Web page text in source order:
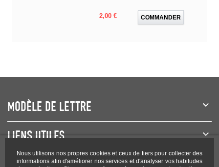
Nous utilisons nos propres cookies et ceux de tiers pour collecter des
informations afin d'améliorer nos services et d'analyser vos habitudes
Prix
2,00 € COMMANDER
MODÈLE DE LETTRE
LIENS UTILES